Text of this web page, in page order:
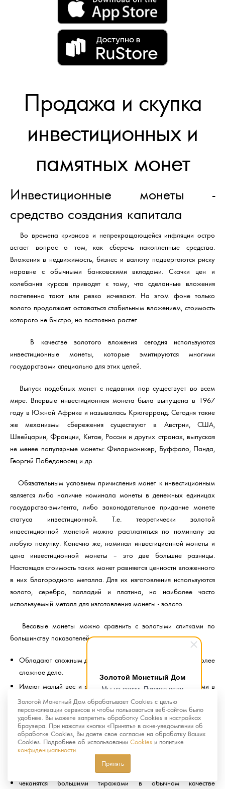
Золотой Монетный Дом
Мы на связи. Пишите если
возникнут любые вопросы.
Рады помочь.
Продажа и скупка
инвестиционных и
памятных монет
Инвестиционные монеты -
средство создания капитала
Во времена кризисов и непрекращающейся инфляции остро
встает вопрос о том, как сберечь накопленные средства.
Вложения в недвижимость, бизнес и валюту подвергаются риску
наравне с обычными банковскими вкладами. Скачки цен и
колебания курсов приводят к тому, что сделанные вложения
постепенно тают или резко исчезают. На этом фоне только
золото продолжает оставаться стабильным вложением, стоимость
которого не быстро, но постоянно растет.
В качестве золотого вложения сегодня используются
инвестиционные монеты, которые эмитируются многими
государствами специально для этих целей.
Выпуск подобных монет с недавних пор существует во всем
мире. Впервые инвестиционная монета была выпущена в 1967
году в Южной Африке и называлась Крюгерранд. Сегодня такие
же механизмы сбережения существуют в Австрии, США,
Швейцарии, Франции, Китае, России и других странах, выпуская
не менее популярные монеты: Филармоникер, Буффало, Панда,
Георгий Победоносец и др.
Обязательным условием причисления монет к инвестиционным
является либо наличие номинала монеты в денежных единицах
государства-эмитента, либо законодательное придание монете
статуса инвестиционной. Т.е. теоретически золотой
инвестиционной монетой можно расплатиться по номиналу за
любую покупку. Конечно же, номинал инвестиционной монеты и
цена инвестиционной монеты – это две большие разницы.
Настоящая стоимость таких монет равняется ценности вложенного
в них благородного металла. Для их изготовления используются
золото, серебро, палладий и платина, но наиболее часто
используемый металл для изготовления монеты - золото.
Весовые монеты можно сравнить с золотыми слитками по
большинству показателей, но по сравнению с ними монеты:
Обладают сложным дизайном, подделка монет гораздо более
сложное дело.
Имеют малый вес и размер, что делает их более удобными в
хранении и реализации.
Памятные и инвестиционные монеты отличаются тем, что
вторые:
не пользуются большим спросом у нумизматов
не имеют художественной ценности
чеканятся большими тиражами в обычном качестве
Золотой Монетный Дом обрабатывает Cookies с целью
персонализации сервисов и чтобы пользоваться веб-сайтом было
удобнее. Вы можете запретить обработку Cookies в настройках
браузера. При нажатии кнопки «Принять» в окне-уведомлении об
обработке Cookies, Вы даете свое согласие на обработку Ваших
Cookies. Подробнее об использовании Cookies и политике
конфиденциальности
Принять